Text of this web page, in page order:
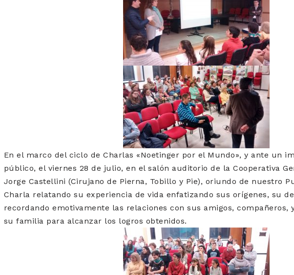
En el marco del ciclo de Charlas «Noetinger por el Mundo», y ante un
público, el viernes 28 de julio, en el salón auditorio de la Cooperativa
Jorge Castellini (Cirujano de Pierna, Tobillo y Pie), oriundo de nuestro
Charla relatando su experiencia de vida enfatizando sus orígenes, su
recordando emotivamente las relaciones con sus amigos, compañeros,
su familia para alcanzar los logros obtenidos.